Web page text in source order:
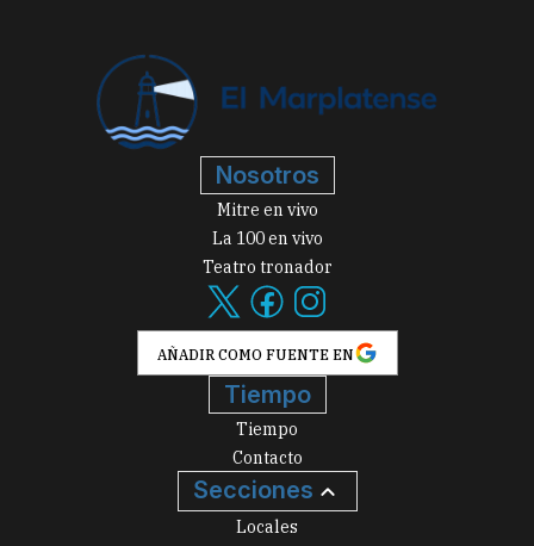
Nosotros
Mitre en vivo
La 100 en vivo
Teatro tronador
AÑADIR COMO FUENTE EN
Tiempo
Tiempo
Contacto
Secciones
Locales